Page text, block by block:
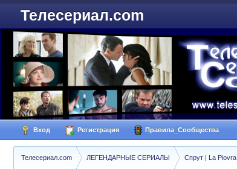
Телесериал.com
Вход Регистрация Правила_Сообщества
Телесериал.com ЛЕГЕНДАРНЫЕ СЕРИАЛЫ Спрут | La Piovra